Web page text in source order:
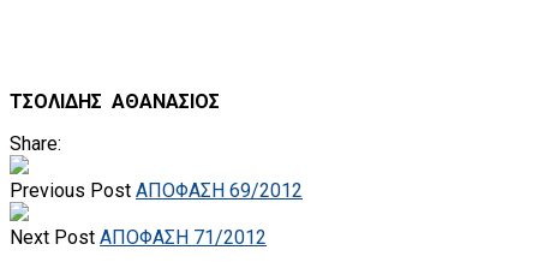
ΤΣΟΛΙΔΗΣ ΑΘΑΝΑΣΙΟΣ
Share:
Previous Post ΑΠΟΦΑΣΗ 69/2012
Next Post ΑΠΟΦΑΣΗ 71/2012